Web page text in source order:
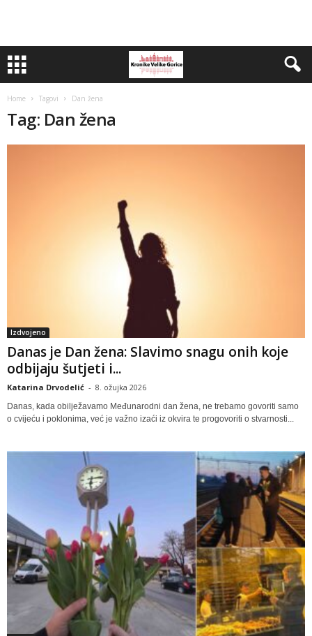
Home Tagovi Dan žena
Tag: Dan žena
Izdvojeno
Danas je Dan žena: Slavimo snagu onih koje
odbijaju šutjeti i...
Katarina Drvodelić - 8. ožujka 2026
Danas, kada obilježavamo Međunarodni dan žena, ne trebamo govoriti samo
o cvijeću i poklonima, već je važno izaći iz okvira te progovoriti o stvarnosti...